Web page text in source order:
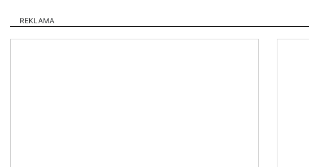
REKLAMA